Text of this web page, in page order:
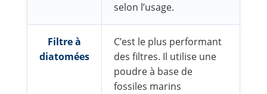
selon l’usage.
Filtre à
diatomées
C’est le plus performant
des filtres. Il utilise une
poudre à base de
fossiles marins